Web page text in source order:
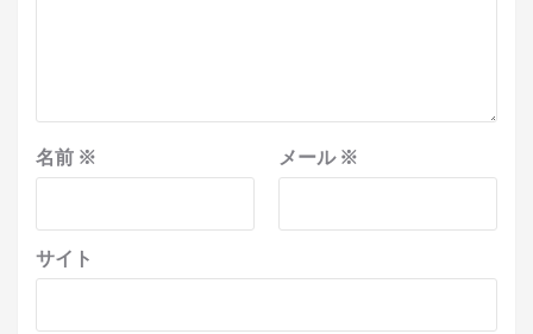
名前 ※ メール ※
サイト